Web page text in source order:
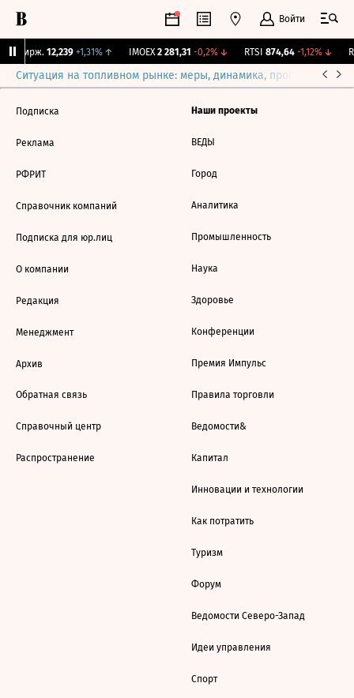
Войти
Бирж. 12,239 +1,31%↑ IMOEX 2 281,31 -0,2%↓ RTSI 874,64 -1,12%↓
Ситуация на топливном рынке: меры, динамика, прогнозы
Подписка
Реклама
РФРИТ
Справочник компаний
Подписка для юр.лиц
О компании
Редакция
Менеджмент
Архив
Обратная связь
Справочный центр
Распространение
Наши проекты
ВЕДЫ
Город
Аналитика
Промышленность
Наука
Здоровье
Конференции
Премия Импульс
Правила торговли
Ведомости&
Капитал
Инновации и технологии
Как потратить
Туризм
Форум
Ведомости Северо-Запад
Идеи управления
Спорт